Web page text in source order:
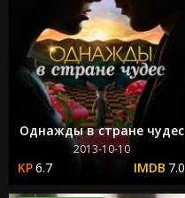
Однажды в стране чудес
2013-10-10
6.7 7.0